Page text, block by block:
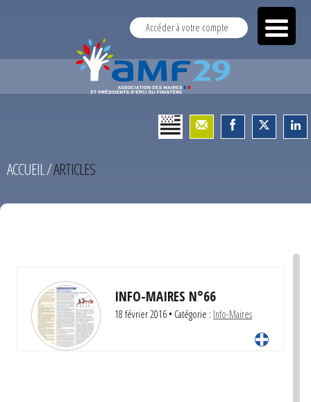
Accéder à votre compte
ACCUEIL/ARTICLES
INFO-MAIRES N°66
18 février 2016 • Catégorie : Info-Maires